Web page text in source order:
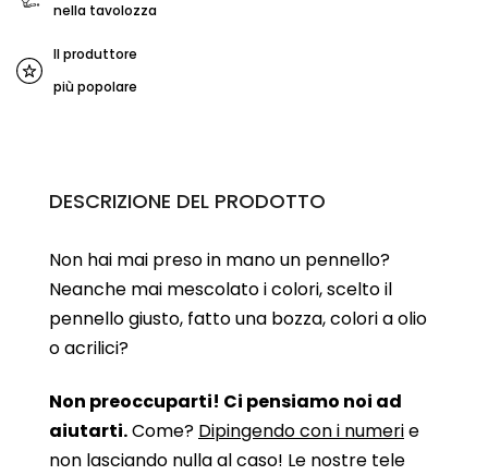
nella tavolozza
Il produttore
più popolare
DESCRIZIONE DEL PRODOTTO
Non hai mai preso in mano un pennello?
Neanche mai mescolato i colori, scelto il
pennello giusto, fatto una bozza, colori a olio
o acrilici?
Non preoccuparti! Ci pensiamo noi ad
aiutarti.Come? Dipingendo con i numerie
non lasciando nulla al caso! Le nostre tele